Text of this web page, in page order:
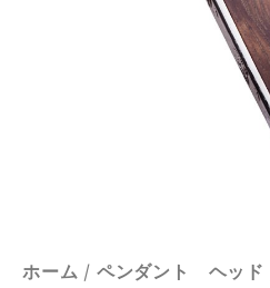
ホーム / ペンダント ヘッド